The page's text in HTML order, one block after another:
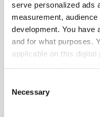
serve personalized ads
measurement,
development. You have
and for what purposes.
applicable on this
the Privacy trigger icon.
Selection
Necessary